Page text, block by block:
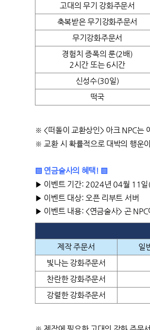
고대의 무기 강화주문서
축복받은 무기강화주문서
무기강화주문서
경험치 증폭의 룬(2배)
2시간 또는 6시간
신성수(30일)
떡국
※ <떠돌이 교환상인> 아크 NPC는
※ 교환 시 확률적으로 대박의 행운
▒ 연금술사의 혜택! ▒
▶ 이벤트 기간: 2024년 04월 11일
▶ 이벤트 대상: 오픈 리부트 서버
▶ 이벤트 내용: <연금술사> 곤
제작 주문서
일
빛나는 강화주문서
찬란한 강화주문서
강렬한 강화주문서